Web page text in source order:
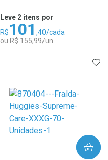
Leve 2 itens por
R$101 ,40/cada
ou R$ 155,99/un
Laboratório
Por Menos
COMPRAR